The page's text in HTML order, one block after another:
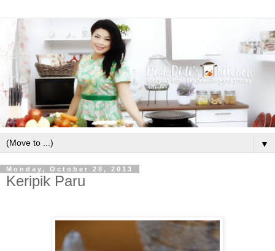
▼
Monday, October 28, 2013
Keripik Paru